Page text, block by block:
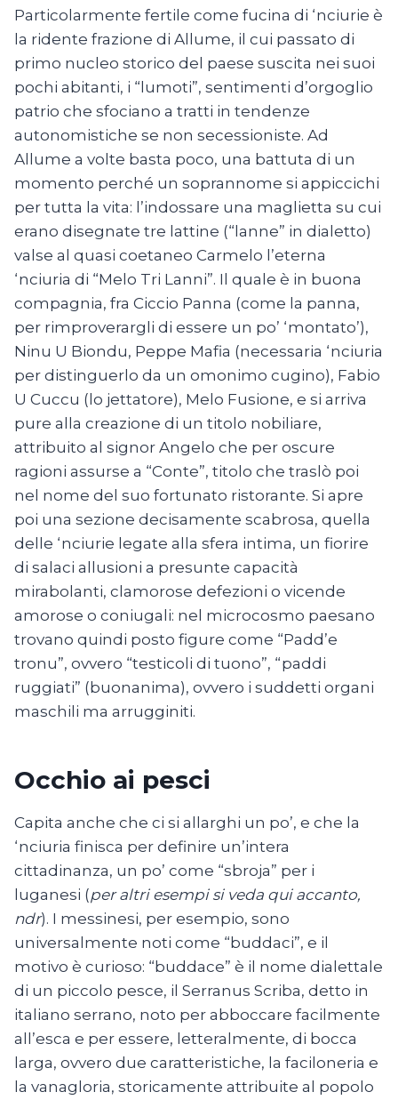
Particolarmente fertile come fucina di ‘nciurie è
la ridente frazione di Allume, il cui passato di
primo nucleo storico del paese suscita nei suoi
pochi abitanti, i “lumoti”, sentimenti d’orgoglio
patrio che sfociano a tratti in tendenze
autonomistiche se non secessioniste. Ad
Allume a volte basta poco, una battuta di un
momento perché un soprannome si appiccichi
per tutta la vita: l’indossare una maglietta su cui
erano disegnate tre lattine (“lanne” in dialetto)
valse al quasi coetaneo Carmelo l’eterna
‘nciuria di “Melo Tri Lanni”. Il quale è in buona
compagnia, fra Ciccio Panna (come la panna,
per rimproverargli di essere un po’ ‘montato’),
Ninu U Biondu, Peppe Mafia (necessaria ‘nciuria
per distinguerlo da un omonimo cugino), Fabio
U Cuccu (lo jettatore), Melo Fusione, e si arriva
pure alla creazione di un titolo nobiliare,
attribuito al signor Angelo che per oscure
ragioni assurse a “Conte”, titolo che traslò poi
nel nome del suo fortunato ristorante. Si apre
poi una sezione decisamente scabrosa, quella
delle ‘nciurie legate alla sfera intima, un fiorire
di salaci allusioni a presunte capacità
mirabolanti, clamorose defezioni o vicende
amorose o coniugali: nel microcosmo paesano
trovano quindi posto figure come “Padd’e
tronu”, ovvero “testicoli di tuono”, “paddi
ruggiati” (buonanima), ovvero i suddetti organi
maschili ma arrugginiti.
Occhio ai pesci
Capita anche che ci si allarghi un po’, e che la
‘nciuria finisca per definire un’intera
cittadinanza, un po’ come “sbroja” per i
luganesi (per altri esempi si veda qui accanto,
ndr). I messinesi, per esempio, sono
universalmente noti come “buddaci”, e il
motivo è curioso: “buddace” è il nome dialettale
di un piccolo pesce, il Serranus Scriba, detto in
italiano serrano, noto per abboccare facilmente
all’esca e per essere, letteralmente, di bocca
larga, ovvero due caratteristiche, la faciloneria e
la vanagloria, storicamente attribuite al popolo